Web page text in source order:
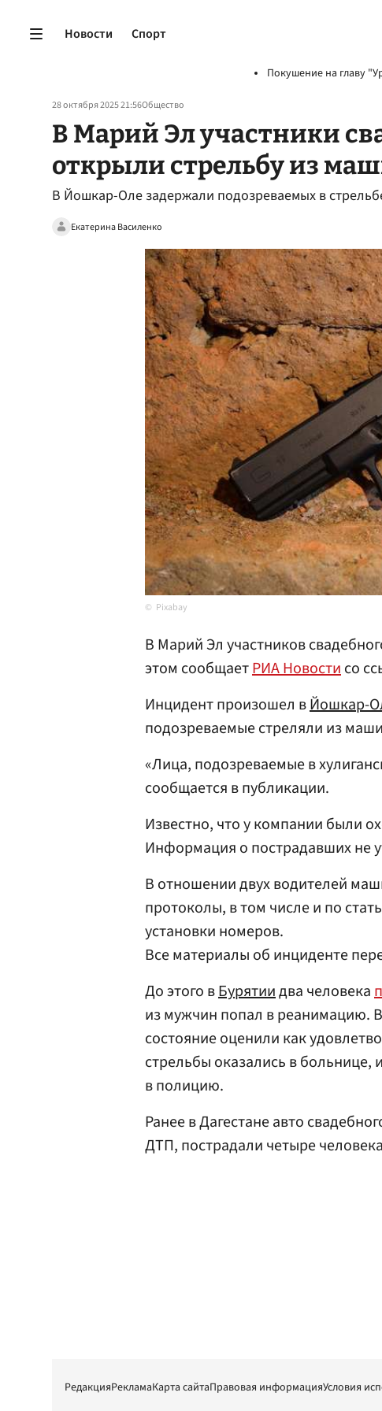
Новости Спорт
Покушение на главу
28 октября 2025 21:56Общество
В Марий Эл участники
открыли стрельбу из
В Йошкар-Оле задержали подозреваемых в
Екатерина Василенко
Pixabay
В Марий Эл участников
этом сообщаетРИА Новостисо
Инцидент произошел вЙошкар-
подозреваемые стреляли из
«Лица, подозреваемые в
сообщается в публикации.
Известно, что у компании были
Информация о пострадавших не
В отношении двух водителей
протоколы, в том числе и по
установки номеров.
Все материалы об инциденте
До этого вБурятиидва человека
из мужчин попал в реанимацию.
состояние оценили как
стрельбы оказались в
в полицию.
Ранее в Дагестане авто
ДТП, пострадали четыре
РедакцияРекламаКарта сайтаПравовая информацияУсловия